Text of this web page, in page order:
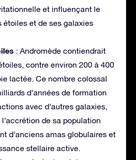
et influençant le
étoiles et de ses galaxies
: Andromède contiendrait
contre environ 200 à 400
lactée. Ce nombre colossal
d’années de formation
avec d’autres galaxies,
de sa population
d’anciens amas globulaires et
stellaire active.